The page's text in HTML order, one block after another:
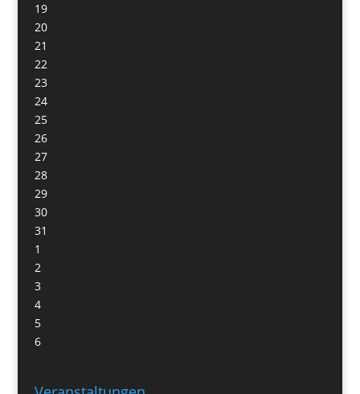
19
20
21
22
23
24
25
26
27
28
29
30
31
1
2
3
4
5
6